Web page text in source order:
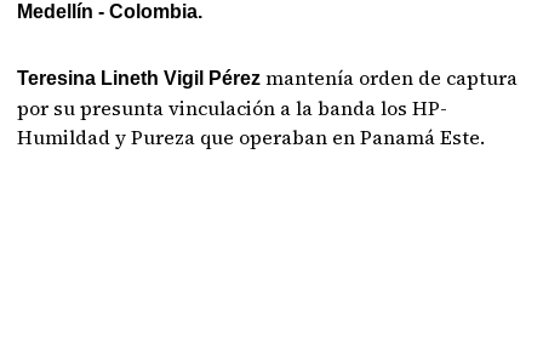
Medellín - Colombia.
Teresina Lineth Vigil Pérez mantenía orden de captura
por su presunta vinculación a la banda los HP-
Humildad y Pureza que operaban en Panamá Este.